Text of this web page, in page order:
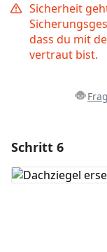
Sicherheit
dass du mit
vertraut bist.
Kommentar
Schritt 6